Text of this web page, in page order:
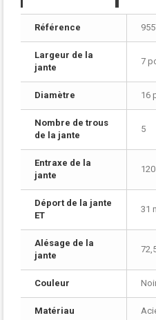
Référence
Largeur de la
jante
7
Diamètre 16
Nombre de trous
de la jante
5
Entraxe de la
jante
Déport de la jante
ET
31
Alésage de la
jante
Couleur
Matériau